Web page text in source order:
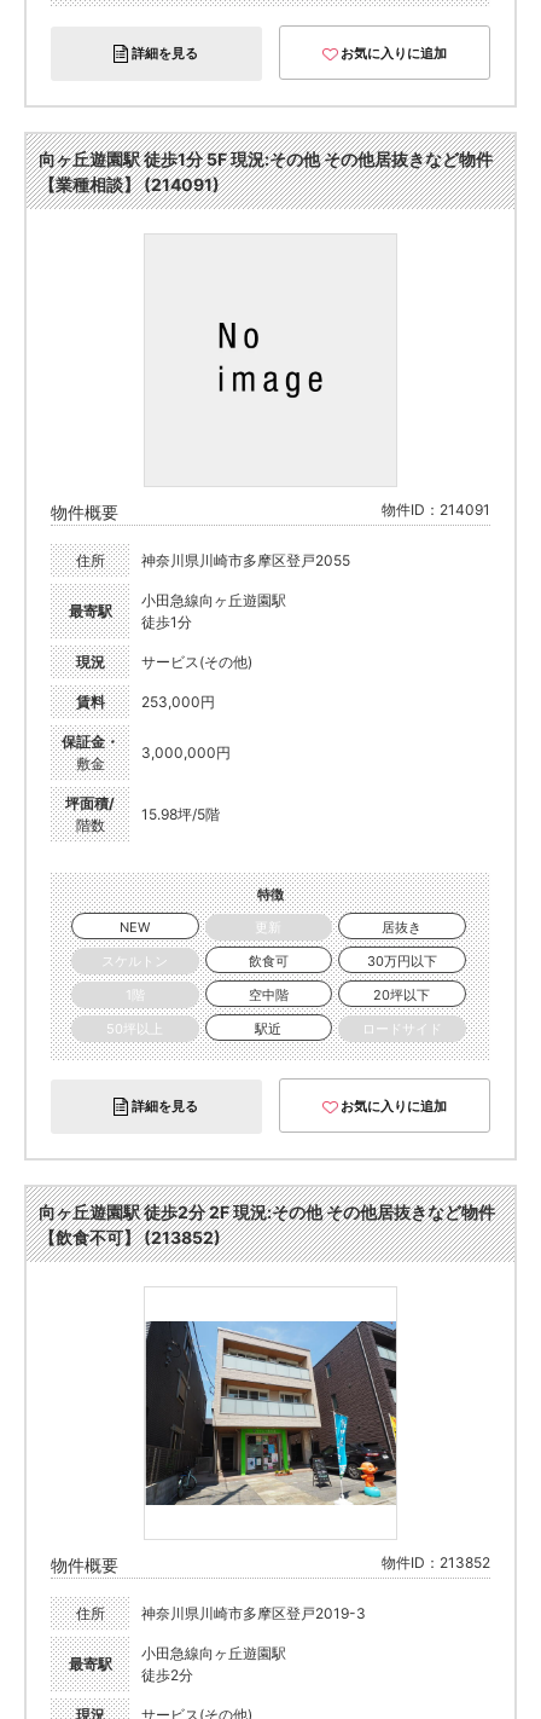
詳細を見る お気に入りに追加
向ヶ丘遊園駅 徒歩1分 5F 現況:その他 その他居抜きなど物件
【業種相談】 (214091)
物件概要 物件ID：214091
住所 神奈川県川崎市多摩区登戸2055
最寄駅
小田急線向ヶ丘遊園駅
徒歩1分
現況 サービス(その他)
賃料 253,000円
保証金・
敷金
3,000,000円
坪面積/
階数
15.98坪/5階
特徴
NEW
更新
居抜き
スケルトン
飲食可
30万円以下
1階
空中階
20坪以下
50坪以上
駅近 ロードサイド
詳細を見る お気に入りに追加
向ヶ丘遊園駅 徒歩2分 2F 現況:その他 その他居抜きなど物件
【飲食不可】 (213852)
物件概要 物件ID：213852
住所 神奈川県川崎市多摩区登戸2019-3
最寄駅
小田急線向ヶ丘遊園駅
徒歩2分
現況 サービス(その他)